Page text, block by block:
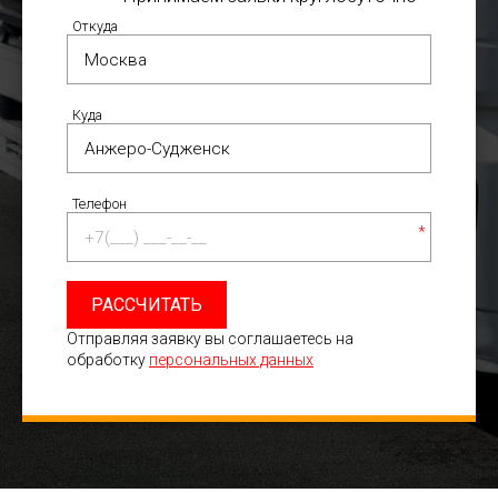
Откуда
Куда
Телефон
*
РАССЧИТАТЬ
Отправляя заявку вы соглашаетесь на
обработку персональных данных